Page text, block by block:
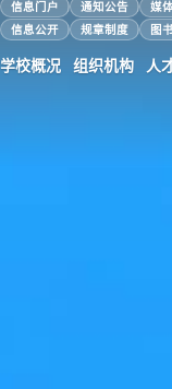
信息门户 通知公告 媒
信息公开 规章制度 图
学校概况 组织机构 人